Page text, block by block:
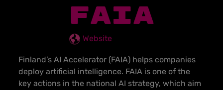
FAIA
Website
Finland’s AI Accelerator (FAIA) helps companies
deploy artificial intelligence. FAIA is one of the
key actions in the national AI strategy, which aim